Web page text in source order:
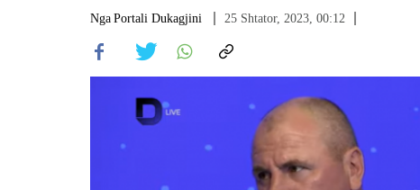
Nga Portali Dukagjini 25 Shtator, 2023, 00:12